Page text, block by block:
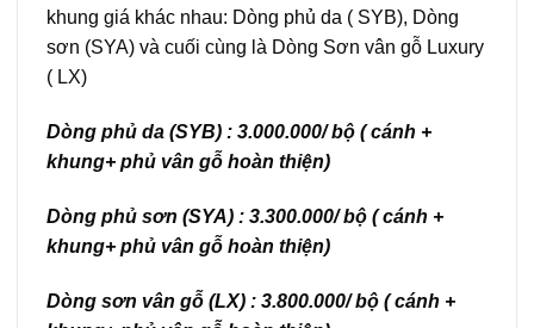
khung giá khác nhau: Dòng phủ da ( SYB), Dòng
sơn (SYA) và cuối cùng là Dòng Sơn vân gỗ Luxury
( LX)
Dòng phủ da (SYB) : 3.000.000/ bộ ( cánh +
khung+ phủ vân gỗ hoàn thiện)
Dòng phủ sơn (SYA) : 3.300.000/ bộ ( cánh +
khung+ phủ vân gỗ hoàn thiện)
Dòng sơn vân gỗ (LX) : 3.800.000/ bộ ( cánh +